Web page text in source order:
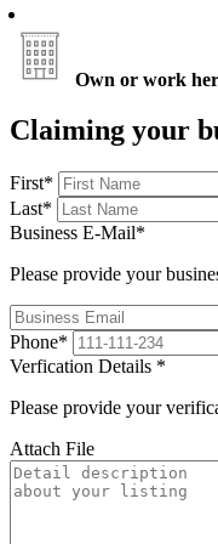
Own or work
Claiming your
First*
Last*
Business E-Mail*
Please provide your
Phone*
Verfication Details *
Please provide your
Attach File